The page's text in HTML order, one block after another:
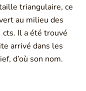
triangulaire, ce
au milieu des
Il a été trouvé
arrivé dans les
d’où son nom.